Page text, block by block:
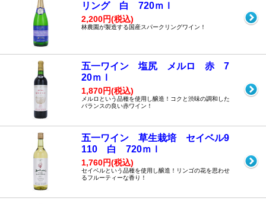
リング 白 720ｍｌ
2,200円(税込)
林農園が製造する国産スパークリングワイン！
五一ワイン 塩尻 メルロ 赤 7
20ｍｌ
1,870円(税込)
メルロという品種を使用し醸造！コクと渋味の調和した
バランスの良い赤ワイン！
五一ワイン 草生栽培 セイベル9
110 白 720ｍｌ
1,760円(税込)
セイベルという品種を使用し醸造！リンゴの花を思わせ
るフルーティーな香り！